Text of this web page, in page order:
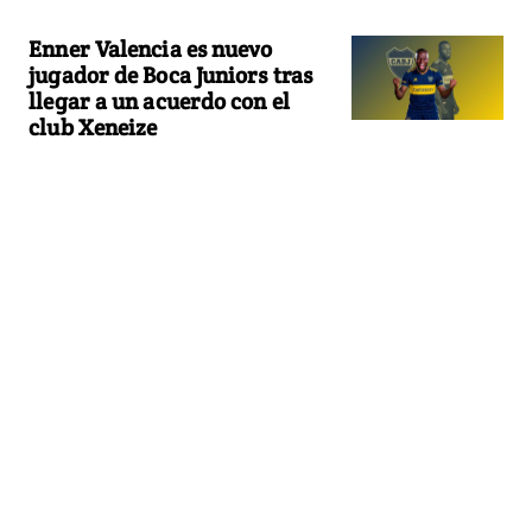
Enner Valencia es nuevo
jugador de Boca Juniors tras
llegar a un acuerdo con el
club Xeneize